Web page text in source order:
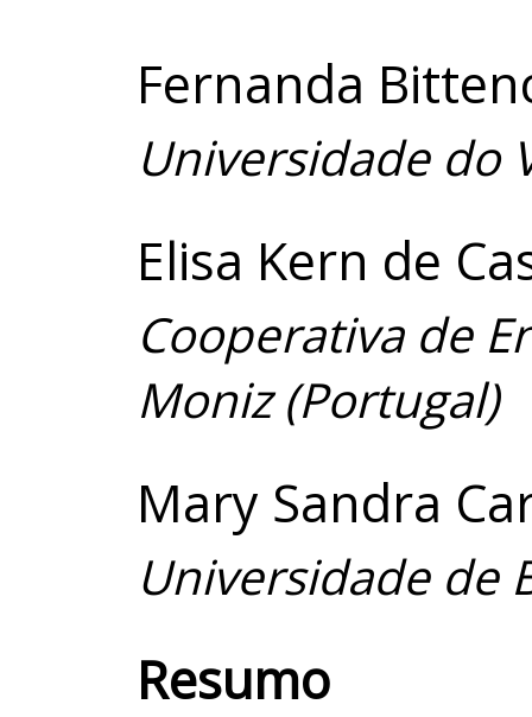
Fernanda
Universidade do
Elisa Kern de
Cooperativa de
Moniz (Portugal)
Mary Sandra
Universidade de
Resumo